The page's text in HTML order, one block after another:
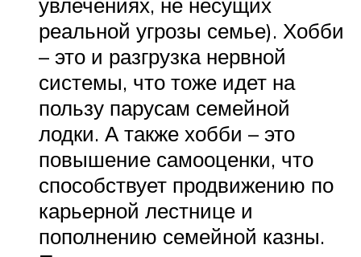
реальной угрозы семье). Хобби
– это и разгрузка нервной
системы, что тоже идет на
пользу парусам семейной
лодки. А также хобби – это
повышение самооценки, что
способствует продвижению по
карьерной лестнице и
пополнению семейной казны.